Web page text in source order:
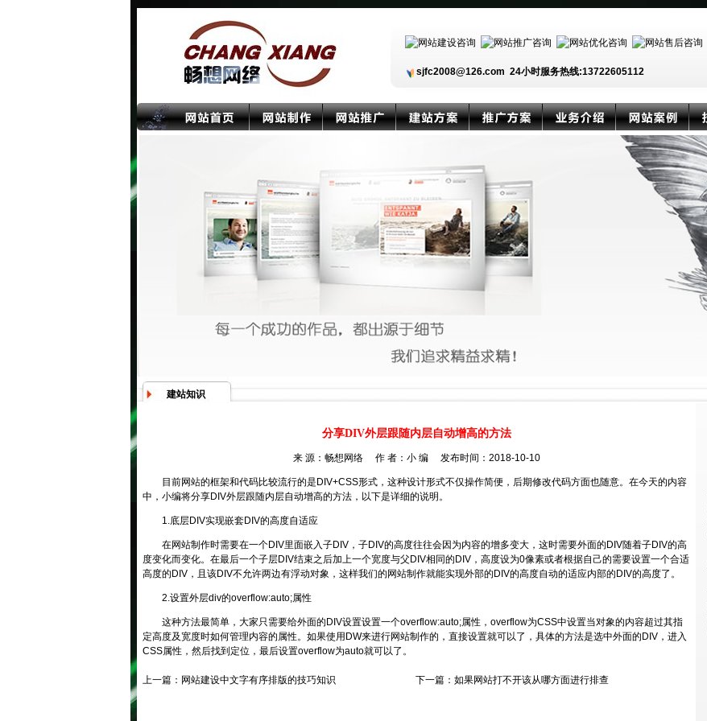
sjfc2008@126.com 24小时服务热线:13722605112
建站知识
分享DIV外层跟随内层自动增高的方法
来 源：畅想网络 作 者：小 编 发布时间：2018-10-10
目前网站的框架和代码比较流行的是DIV+CSS形式，这种设计形式不仅操作简便，后期修改代码方面也随意。在今天的内容
中，小编将分享DIV外层跟随内层自动增高的方法，以下是详细的说明。
1.底层DIV实现嵌套DIV的高度自适应
在网站制作时需要在一个DIV里面嵌入子DIV，子DIV的高度往往会因为内容的增多变大，这时需要外面的DIV随着子DIV的高
度变化而变化。在最后一个子层DIV结束之后加上一个宽度与父DIV相同的DIV，高度设为0像素或者根据自己的需要设置一个合适
高度的DIV，且该DIV不允许两边有浮动对象，这样我们的网站制作就能实现外部的DIV的高度自动的适应内部的DIV的高度了。
2.设置外层div的overflow:auto;属性
这种方法最简单，大家只需要给外面的DIV设置设置一个overflow:auto;属性，overflow为CSS中设置当对象的内容超过其指
定高度及宽度时如何管理内容的属性。如果使用DW来进行网站制作的，直接设置就可以了，具体的方法是选中外面的DIV，进入
CSS属性，然后找到定位，最后设置overflow为auto就可以了。
上一篇： 网站建设中文字有序排版的技巧知识 下一篇： 如果网站打不开该从哪方面进行排查